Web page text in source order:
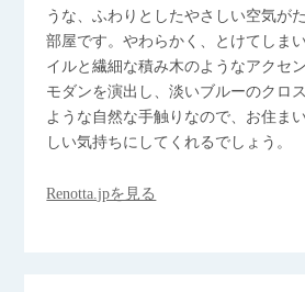
うな、ふわりとしたやさしい空気が
部屋です。やわらかく、とけてしま
イルと繊細な積み木のようなアクセ
モダンを演出し、淡いブルーのクロ
ような自然な手触りなので、お住ま
しい気持ちにしてくれるでしょう。
Renotta.jpを見る